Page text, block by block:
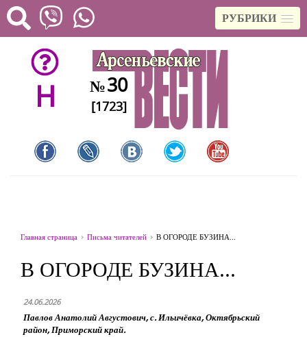
РУБРИКИ
H №30
[1723]
Главная страница Письма читателей В ОГОРОДЕ БУЗИНА...
В ОГОРОДЕ БУЗИНА...
24.06.2026
Павлов Анатолий Августович, с. Ильичёвка, Октябрьский
район, Приморский край.